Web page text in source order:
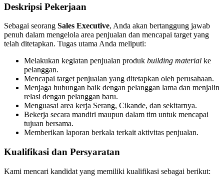
Deskripsi Pekerjaan
Sebagai seorang Sales Executive, Anda akan bertanggung jawab
penuh dalam mengelola area penjualan dan mencapai target yang
telah ditetapkan. Tugas utama Anda meliputi:
Melakukan kegiatan penjualan produk building material ke
pelanggan.
Mencapai target penjualan yang ditetapkan oleh perusahaan.
Menjaga hubungan baik dengan pelanggan lama dan menjalin
relasi dengan pelanggan baru.
Menguasai area kerja Serang, Cikande, dan sekitarnya.
Bekerja secara mandiri maupun dalam tim untuk mencapai
tujuan bersama.
Memberikan laporan berkala terkait aktivitas penjualan.
Kualifikasi dan Persyaratan
Kami mencari kandidat yang memiliki kualifikasi sebagai berikut: